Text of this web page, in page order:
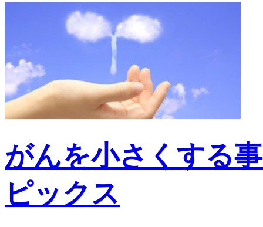
がんを小さくする
ピックス